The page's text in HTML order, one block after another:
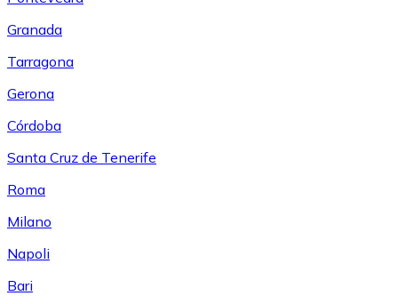
Granada
Tarragona
Gerona
Córdoba
Santa Cruz de Tenerife
Roma
Milano
Napoli
Bari